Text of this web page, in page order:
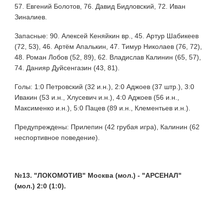
57. Евгений Болотов, 76. Давид Бидловский, 72. Иван
Зиналиев.
Запасные: 90. Алексей Кеняйкин вр., 45. Артур Шабикеев
(72, 53), 46. Артём Апалькин, 47. Тимур Николаев (76, 72),
48. Роман Лобов (52, 89), 62. Владислав Калинин (65, 57),
74. Данияр Дуйсенгазин (43, 81).
Голы: 1:0 Петровский (32 и.н.), 2:0 Аджоев (37 штр.), 3:0
Ивакин (53 и.н., Хлусевич и.н.), 4:0 Аджоев (56 и.н.,
Максименко и.н.), 5:0 Пацев (89 и.н., Клементьев и.н.).
Предупреждены: Прилепин (42 грубая игра), Калинин (62
неспортивное поведение).
№13. "ЛОКОМОТИВ" Москва (мол.) - "АРСЕНАЛ"
(мол.) 2:0 (1:0).